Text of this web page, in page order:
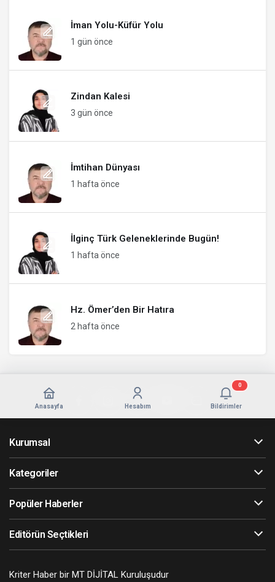
İman Yolu-Küfür Yolu
1 gün önce
Zindan Kalesi
3 gün önce
İmtihan Dünyası
1 hafta önce
İlginç Türk Geleneklerinde Bugün!
1 hafta önce
Hz. Ömer’den Bir Hatıra
2 hafta önce
Anasayfa Hesabım Bildirimler
0
Kurumsal
Kategoriler
Popüler Haberler
Editörün Seçtikleri
Kriter Haber bir MT DİJİTAL Kuruluşudur